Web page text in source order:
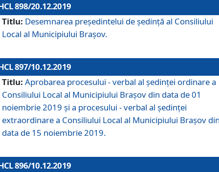
898/20.12.2019
Titlu: Desemnarea preşedintelui de şedinţă al Consiliului
Local al Municipiului Braşov.
897/10.12.2019
Titlu: Aprobarea procesului - verbal al şedinţei ordinare a
Consiliului Local al Municipiului Brașov din data de 01
noiembrie 2019 și a procesului - verbal al ședinței
extraordinare a Consiliului Local al Municipiului Brașov
data de 15 noiembrie 2019.
896/10.12.2019